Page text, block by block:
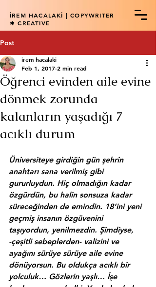
İREM HACALAKİ | COPYWRITER
✱ CREATIVE
Post
Öğrenci evinden aile evine
dönmek zorunda
kalanların yaşadığı 7
acıklı durum
irem hacalaki
Feb 1, 2017 2 min read
Üniversiteye girdiğin gün şehrin
anahtarı sana verilmiş gibi
gururluydun. Hiç olmadığın kadar
özgürdün, bu halin sonsuza kadar
süreceğinden de emindin. 18’ini yeni
geçmiş insanın özgüvenini
taşıyordun, yenilmezdin. Şimdiyse,
-çeşitli sebeplerden- valizini ve
ayağını sürüye sürüye aile evine
dönüyorsun. Bu oldukça acıklı bir
yolculuk… Gözlerin yaşlı… İşe